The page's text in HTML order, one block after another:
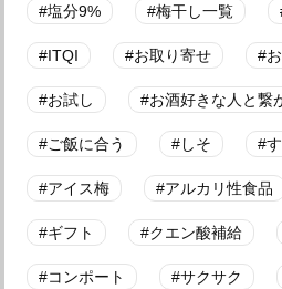
塩分9% 梅干し一覧
ITQI お取り寄せ
お試し お酒好きな人と繋
ご飯に合う しそ
アイス梅 アルカリ性食品
ギフト クエン酸補給
コンポート サクサク